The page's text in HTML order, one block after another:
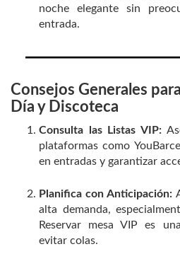
noche elegante sin
entrada.
Consejos Generales
Día y Discoteca
Consulta las Listas VIP:
plataformas como
en entradas y garantizar
Planifica con Anticipación:
alta demanda,
Reservar mesa VIP es
evitar colas.